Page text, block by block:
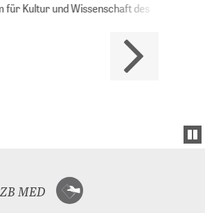
Wissenschaft des
MED